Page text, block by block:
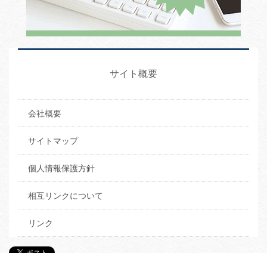
サイト概要
会社概要
サイトマップ
個人情報保護方針
相互リンクについて
リンク